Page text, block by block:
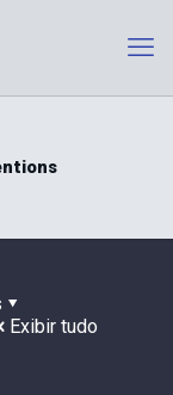
Exibir tudo